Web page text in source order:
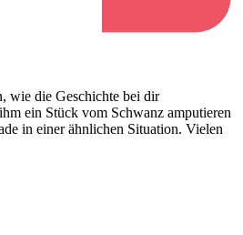
wie die Geschichte bei dir
ein Stück vom Schwanz amputieren
in einer ähnlichen Situation. Vielen